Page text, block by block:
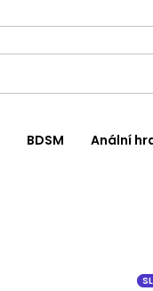
BDSM Anální